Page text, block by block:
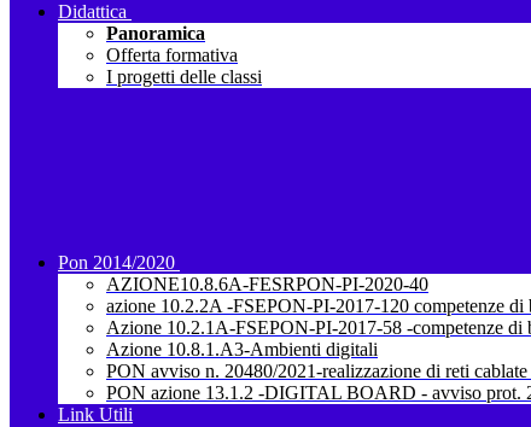
Didattica
Panoramica
Offerta formativa
I progetti delle classi
Pon 2014/2020
AZIONE10.8.6A-FESRPON-PI-2020-40
azione 10.2.2A -FSEPON-PI-2017-120 competenze di
Azione 10.2.1A-FSEPON-PI-2017-58 -competenze di
Azione 10.8.1.A3-Ambienti digitali
PON avviso n. 20480/2021-realizzazione di reti cablate
PON azione 13.1.2 -DIGITAL BOARD - avviso prot.
Link Utili